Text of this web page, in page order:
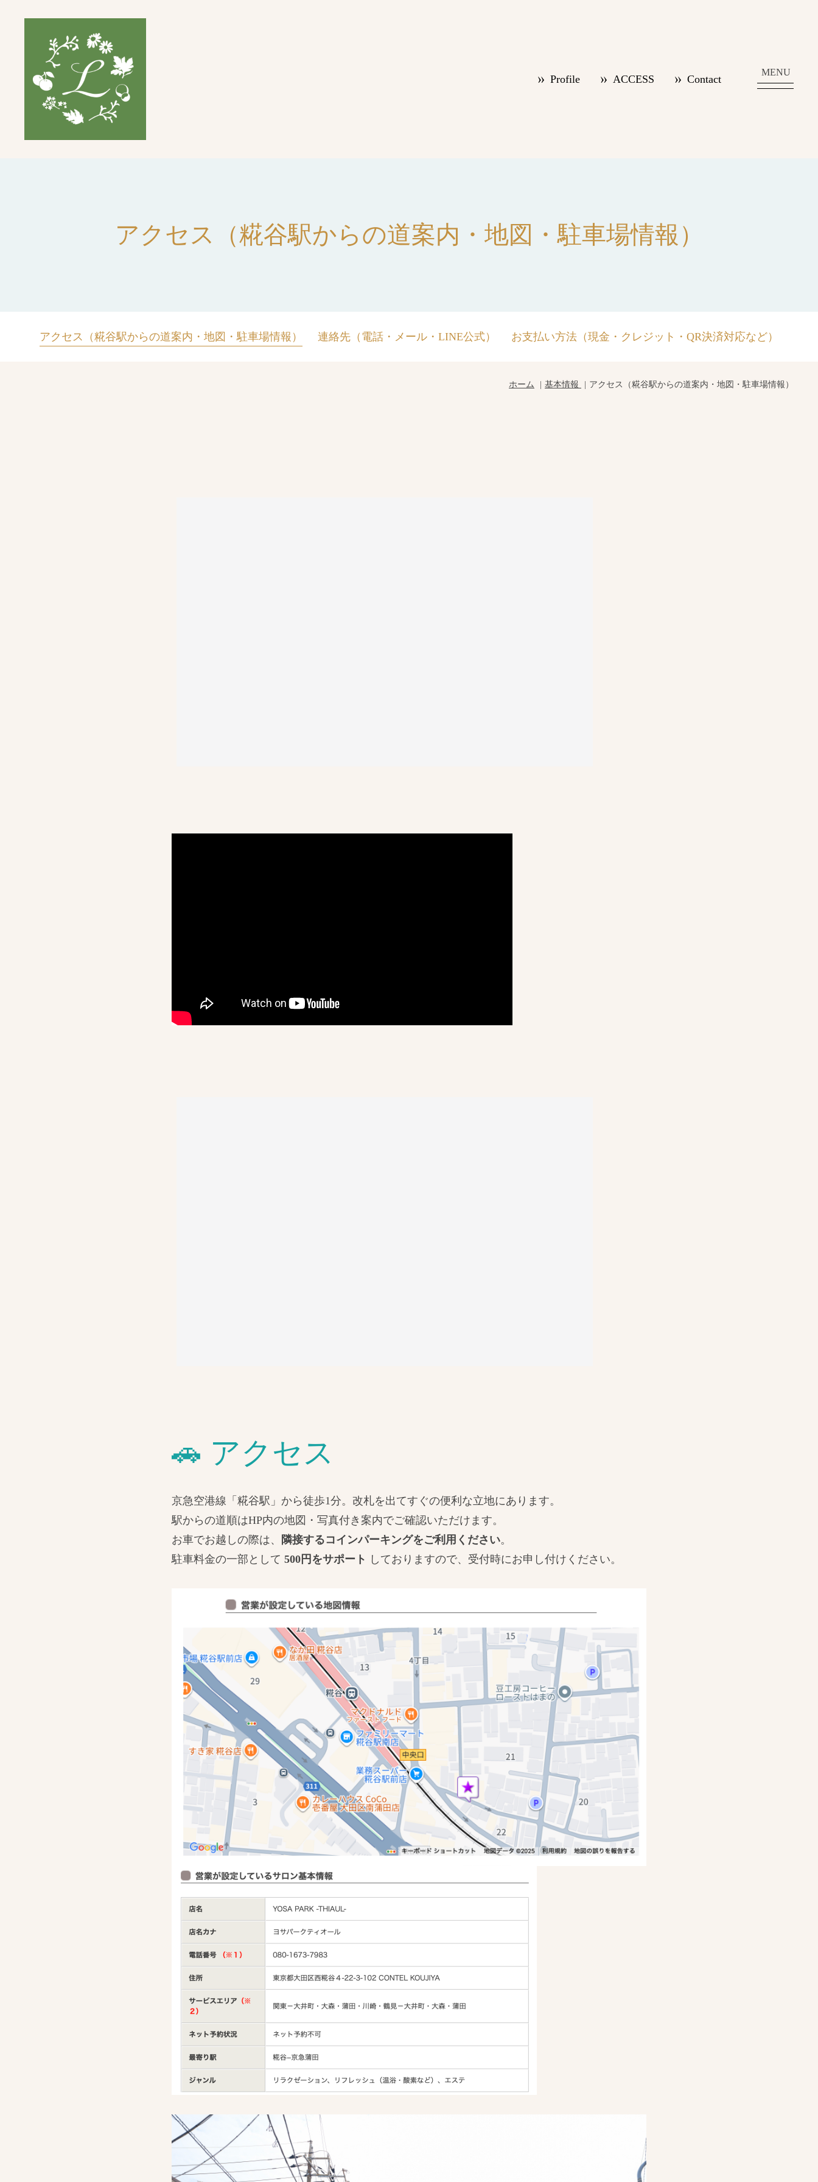
Profile ACCESS Contact
MENU
アクセス（糀谷駅からの道案内・地図・駐車場情報）
アクセス（糀谷駅からの道案内・地図・駐車場情報） 連絡先（電話・メール・LINE公式） お支払い方法（現金・クレジット・QR決済対応など）
ホーム 基本情報 アクセス（糀谷駅からの道案内・地図・駐車場情報）
🚗 アクセス
京急空港線「糀谷駅」から徒歩1分。改札を出てすぐの便利な立地にあります。
駅からの道順はHP内の地図・写真付き案内でご確認いただけます。
お車でお越しの際は、
隣接するコインパーキングをご利用ください。
駐車料金の一部として 500円をサポート しておりますので、受付時にお申し付けください。